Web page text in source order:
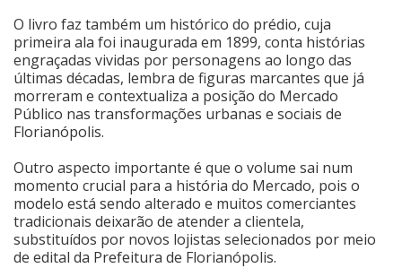
O livro faz também um histórico do prédio, cuja
primeira ala foi inaugurada em 1899, conta histórias
engraçadas vividas por personagens ao longo das
últimas décadas, lembra de figuras marcantes que já
morreram e contextualiza a posição do Mercado
Público nas transformações urbanas e sociais de
Florianópolis.
Outro aspecto importante é que o volume sai num
momento crucial para a história do Mercado, pois o
modelo está sendo alterado e muitos comerciantes
tradicionais deixarão de atender a clientela,
substituídos por novos lojistas selecionados por meio
de edital da Prefeitura de Florianópolis.